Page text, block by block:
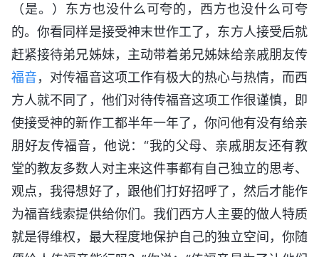
（是。）东方也没什么可夸的，西方也没什么可夸
的。你看同样是接受神末世作工了，东方人接受后就
赶紧接待弟兄姊妹，主动带着弟兄姊妹给亲戚朋友传
福音，对传福音这项工作有极大的热心与热情，而西
方人就不同了，他们对待传福音这项工作很谨慎，即
使接受神的新作工都半年一年了，你问他有没有给亲
朋好友传福音，他说：“我的父母、亲戚朋友还有教
堂的教友多数人对主来这件事都有自己独立的思考、
观点，我得想好了，跟他们打好招呼了，然后才能作
为福音线索提供给你们。我们西方人主要的做人特质
就是得维权，最大程度地保护自己的独立空间，你随